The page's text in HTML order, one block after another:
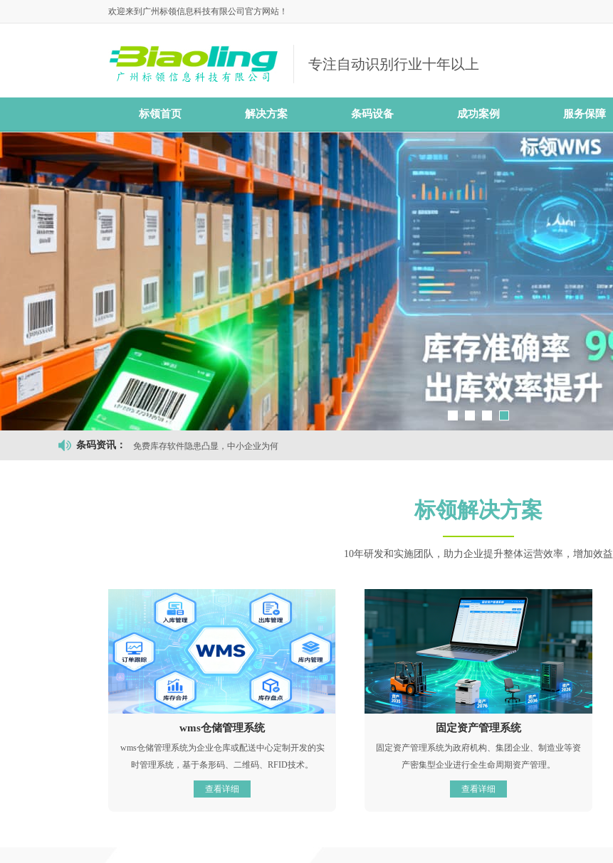
欢迎来到广州标领信息科技有限公司官方网站！
专注自动识别行业十年以上
标领首页 解决方案 条码设备 成功案例 服务保障
条码资讯：
免费库存软件隐患凸显，中小企业为何
第三方仓速冻食品冷库分区总出错?标
标领解决方案
10年研发和实施团队，助力企业提升整体运营效率，增加效益
wms仓储管理系统
wms仓储管理系统为企业仓库或配送中心定制开发的实
时管理系统，基于条形码、二维码、RFID技术。
查看详细
固定资产管理系统
固定资产管理系统为政府机构、集团企业、制造业等资
产密集型企业进行全生命周期资产管理。
查看详细